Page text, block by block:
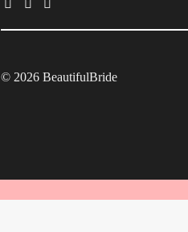
© 2026 BeautifulBride